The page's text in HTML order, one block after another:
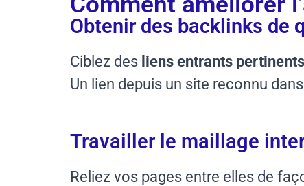
Obtenir des backlinks de
Ciblez des liens entrants pertinents
Un lien depuis un site reconnu
Travailler le maillage
Reliez vos pages entre elles de